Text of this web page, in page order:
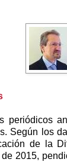
periódicos
Según los
de la
2015,